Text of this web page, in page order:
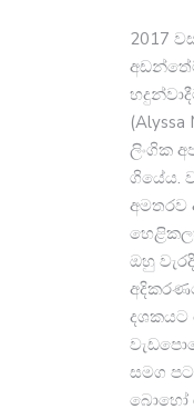
2017
ලිංගික
ගියේය.
අමතරව
ඔහු
දශකයට
සමග
බොහෝ